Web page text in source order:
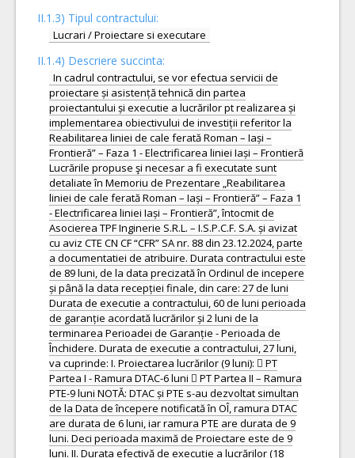
II.1.3) Tipul contractului:
Lucrari / Proiectare si executare
II.1.4) Descriere succinta:
In cadrul contractului, se vor efectua servicii de
proiectare și asistență tehnică din partea
proiectantului și executie a lucrărilor pt realizarea și
implementarea obiectivului de investiții referitor la
Reabilitarea liniei de cale ferată Roman – Iași –
Frontieră” – Faza 1 - Electrificarea liniei Iași – Frontieră
Lucrările propuse şi necesar a fi executate sunt
detaliate în Memoriu de Prezentare „Reabilitarea
liniei de cale ferată Roman – Iași – Frontieră” – Faza 1
- Electrificarea liniei Iași – Frontieră”, întocmit de
Asocierea TPF Inginerie S.R.L. – I.S.P.C.F. S.A. și avizat
cu aviz CTE CN CF “CFR” SA nr. 88 din 23.12.2024, parte
a documentatiei de atribuire. Durata contractului este
de 89 luni, de la data precizată în Ordinul de incepere
și până la data recepției finale, din care: 27 de luni
Durata de executie a contractului, 60 de luni perioada
de garanție acordată lucrărilor și 2 luni de la
terminarea Perioadei de Garanție - Perioada de
Închidere. Durata de executie a contractului, 27 luni,
va cuprinde: I. Proiectarea lucrărilor (9 luni):  PT
Partea I - Ramura DTAC-6 luni  PT Partea II – Ramura
PTE-9 luni NOTĂ: DTAC și PTE s-au dezvoltat simultan
de la Data de începere notificată în OÎ, ramura DTAC
are durata de 6 luni, iar ramura PTE are durata de 9
luni. Deci perioada maximă de Proiectare este de 9
luni. II. Durata efectivă de execuție a lucrărilor (18